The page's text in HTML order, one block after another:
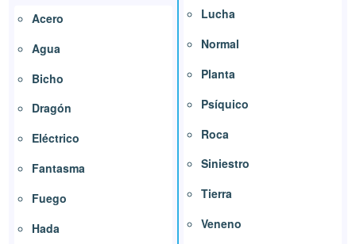
Acero
Agua
Bicho
Dragón
Eléctrico
Fantasma
Fuego
Hada
Lucha
Normal
Planta
Psíquico
Roca
Siniestro
Tierra
Veneno